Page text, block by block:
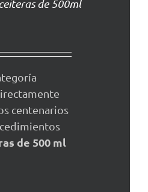
de 500ml
centenarios
de 500 ml